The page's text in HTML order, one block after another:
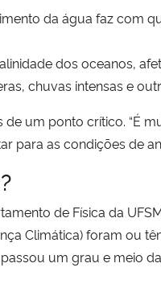
da água faz com
dos oceanos,
chuvas intensas e
um ponto crítico. “É
para as condições de
de Física da
Climática) foram ou
um grau e meio